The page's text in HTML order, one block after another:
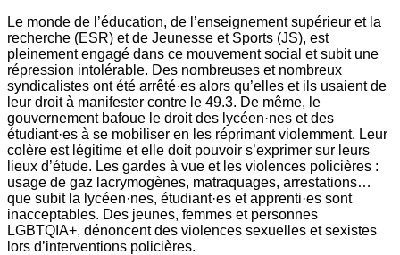
Le monde de l’éducation, de l’enseignement supérieur et la
recherche (ESR) et de Jeunesse et Sports (JS), est
pleinement engagé dans ce mouvement social et subit une
répression intolérable. Des nombreuses et nombreux
syndicalistes ont été arrêté·es alors qu’elles et ils usaient de
leur droit à manifester contre le 49.3. De même, le
gouvernement bafoue le droit des lycéen·nes et des
étudiant·es à se mobiliser en les réprimant violemment. Leur
colère est légitime et elle doit pouvoir s’exprimer sur leurs
lieux d’étude. Les gardes à vue et les violences policières :
usage de gaz lacrymogènes, matraquages, arrestations…
que subit la lycéen·nes, étudiant·es et apprenti·es sont
inacceptables. Des jeunes, femmes et personnes
LGBTQIA+, dénoncent des violences sexuelles et sexistes
lors d’interventions policières.